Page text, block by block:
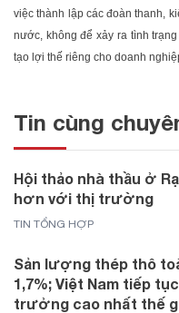
việc thành lập các đoàn thanh,
nước, không để xảy ra tình
tạo lợi thế riêng cho doanh
Tin cùng
Hội thảo nhà thầu ở
hơn với thị trường
TIN TỔNG HỢP
Sản lượng thép thô
1,7%; Việt Nam tiếp
trưởng cao nhất thế